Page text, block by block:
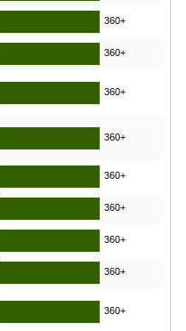
360+
360+
360+
360+
360+
360+
360+
360+
360+